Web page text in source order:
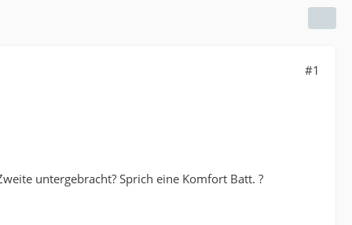
#1
untergebracht? Sprich eine Komfort Batt. ?